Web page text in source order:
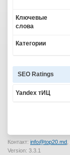
Ключевые
слова
Категории
SEO Ratings
Yandex тИЦ
Контакт: info@top20.md
Version: 3.3.1